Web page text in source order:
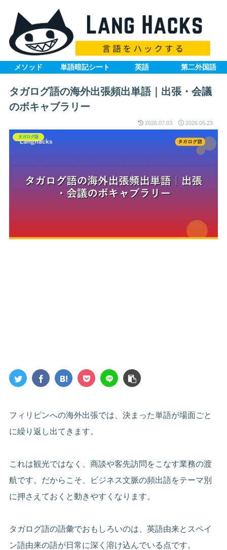
メソッド 単語暗記シート 英語 第二外国語
タガログ語の海外出張頻出単語｜出張・会議
のボキャブラリー
2026.07.03 2026.05.23
タガログ語
フィリピンへの海外出張では、決まった単語が場面ごと
に繰り返し出てきます。
これは観光ではなく、商談や客先訪問をこなす業務の渡
航です。だからこそ、ビジネス文脈の頻出語をテーマ別
に押さえておくと動きやすくなります。
タガログ語の語彙でおもしろいのは、英語由来とスペイ
ン語由来の語が日常に深く溶け込んでいる点です。